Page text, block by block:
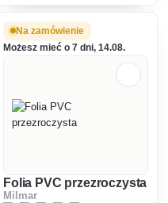
Na zamówienie
Możesz mieć o 7 dni, 14.08.
Folia PVC przezroczysta
Milmar